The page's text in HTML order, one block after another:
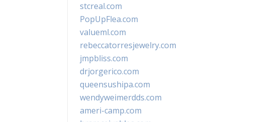
stcreal.com
PopUpFlea.com
valueml.com
rebeccatorresjewelry.com
jmpbliss.com
drjorgerico.com
queensushipa.com
wendyweimerdds.com
ameri-camp.com